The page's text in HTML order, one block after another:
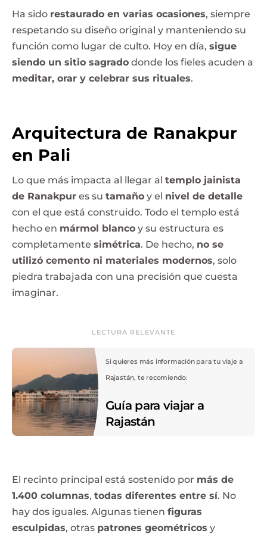
Ha sido restaurado en varias ocasiones, siempre
respetando su diseño original y manteniendo su
función como lugar de culto. Hoy en día, sigue
siendo un sitio sagrado donde los fieles acuden a
meditar, orar y celebrar sus rituales.
Arquitectura de Ranakpur
en Pali
Lo que más impacta al llegar al templo jainista
de Ranakpur es su tamaño y el nivel de detalle
con el que está construido. Todo el templo está
hecho en mármol blanco y su estructura es
completamente simétrica. De hecho, no se
utilizó cemento ni materiales modernos, solo
piedra trabajada con una precisión que cuesta
imaginar.
LECTURA RELEVANTE
Si quieres más información para tu viaje a
Rajastán, te recomiendo:
Guía para viajar a
Rajastán
El recinto principal está sostenido por más de
1.400 columnas, todas diferentes entre sí. No
hay dos iguales. Algunas tienen figuras
esculpidas, otras patrones geométricos y